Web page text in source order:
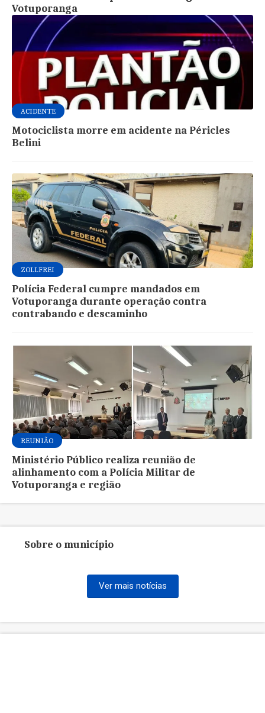
Votuporanga
ACIDENTE
Motociclista morre em acidente na Péricles
Belini
ZOLLFREI
Polícia Federal cumpre mandados em
Votuporanga durante operação contra
contrabando e descaminho
REUNIÃO
Ministério Público realiza reunião de
alinhamento com a Polícia Militar de
Votuporanga e região
Sobre o município
Ver mais notícias